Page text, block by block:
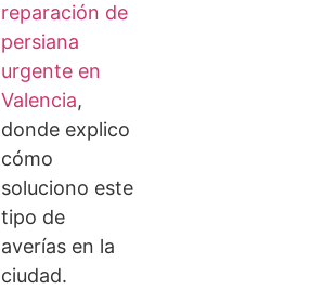
reparación de
persiana
urgente en
Valencia,
donde explico
cómo
soluciono este
tipo de
averías en la
ciudad.